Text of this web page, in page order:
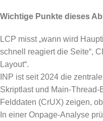
Wichtige Punkte dieses
LCP misst „wann wird
schnell reagiert die Seite“,
Layout“.
INP ist seit 2024 die
Skriptlast und Main-Thread-
Felddaten (CrUX) zeigen,
In einer Onpage-Analyse